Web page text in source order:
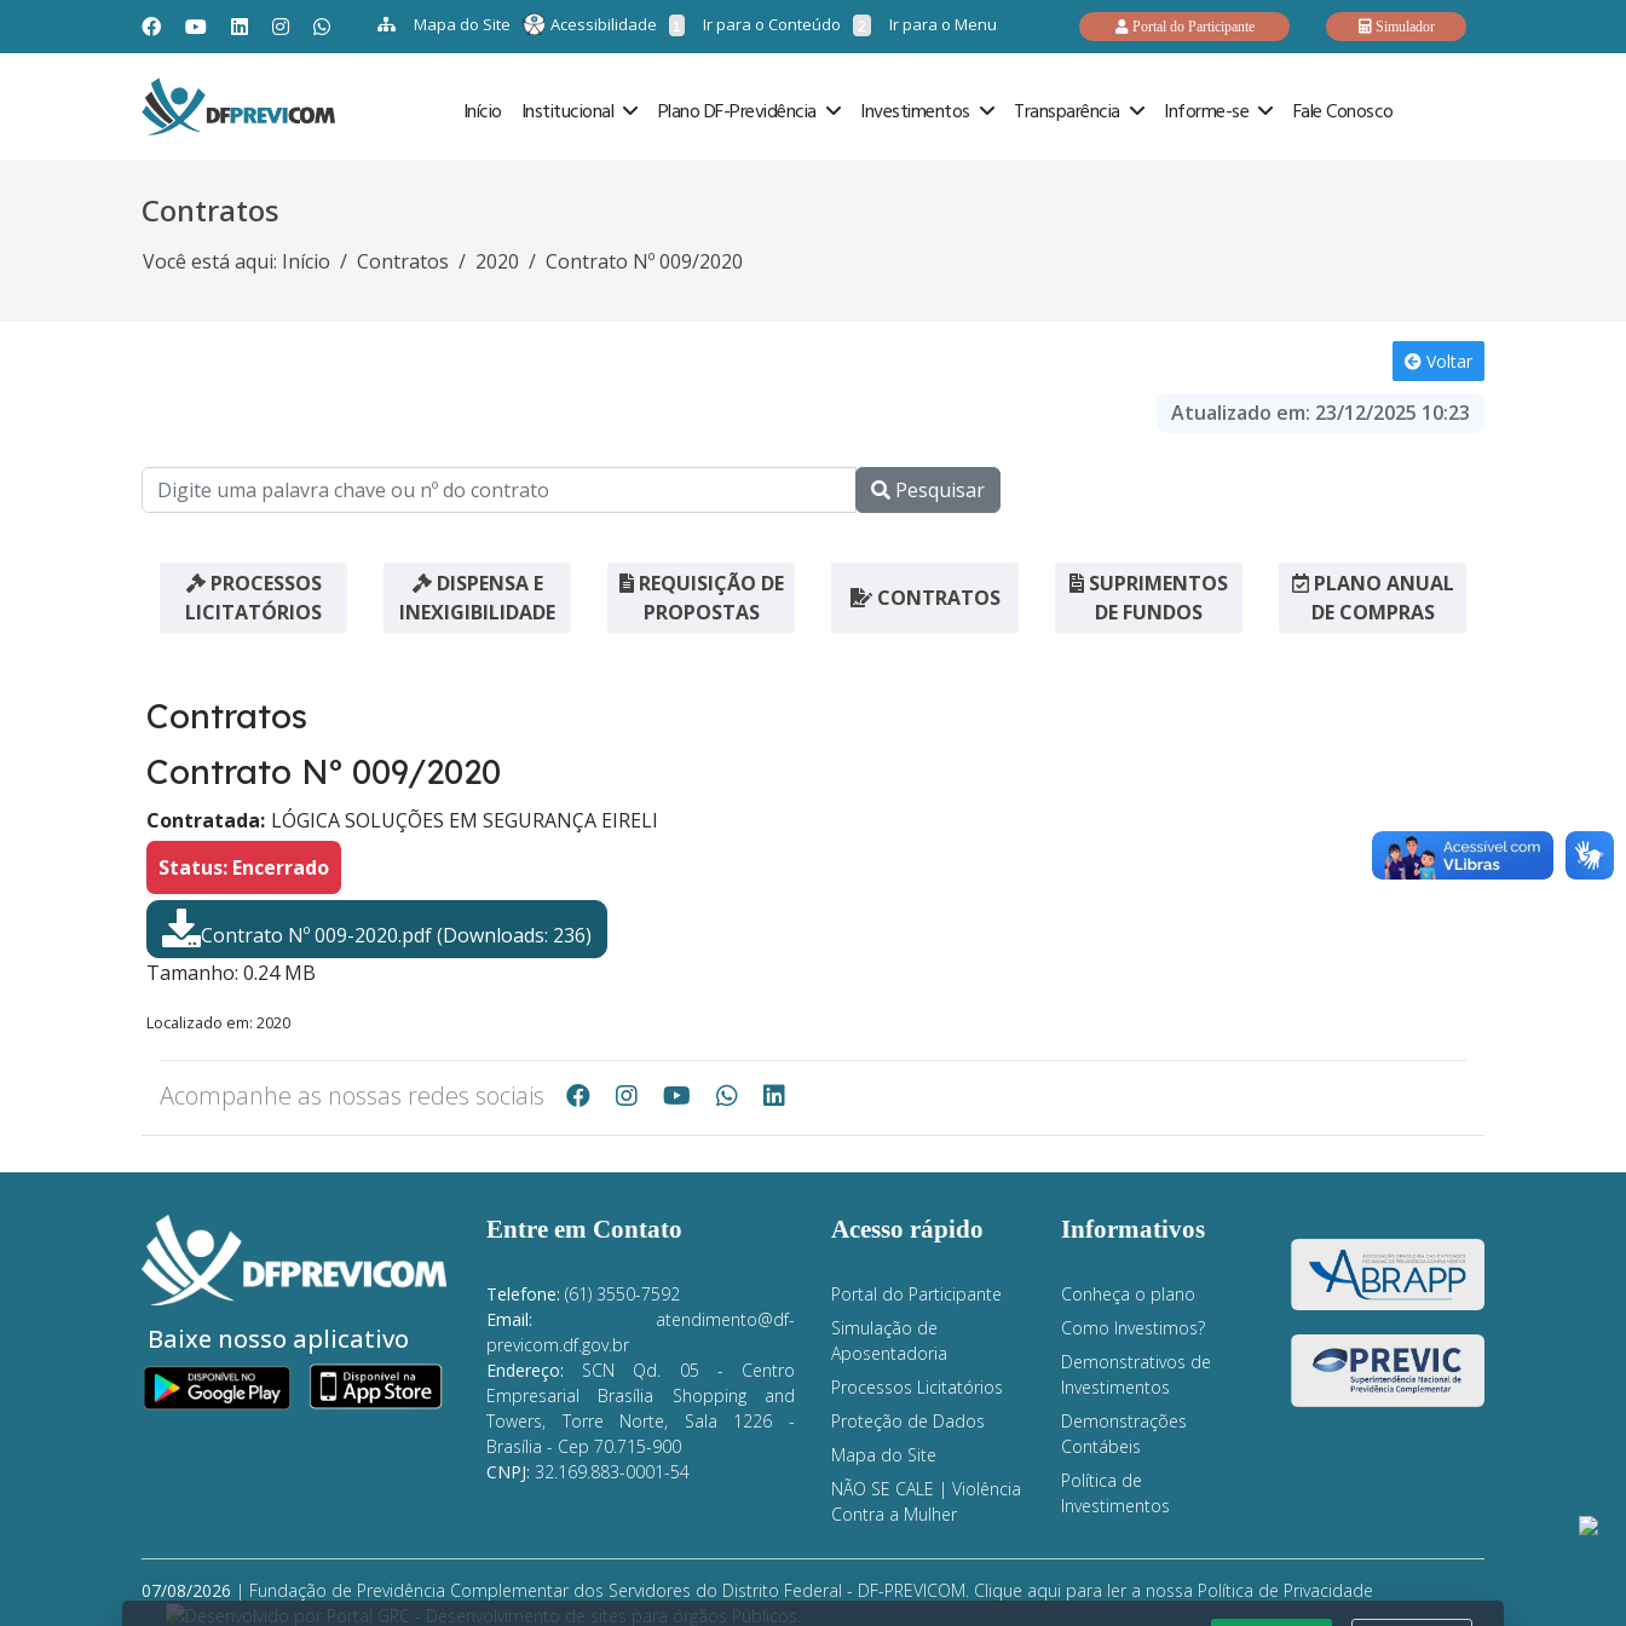
Mapa do Site Acessibilidade Ir para o Conteúdo Ir para o Menu Portal do Participante Simulador
Início Institucional Plano DF-Previdência Investimentos Transparência Informe-se Fale Conosco
Contratos
Você está aqui: Início Contratos 2020 Contrato Nº 009/2020
Voltar
Atualizado em: 23/12/2025 10:23
Pesquisar
PROCESSOS
LICITATÓRIOS
DISPENSA E
INEXIGIBILIDADE
REQUISIÇÃO DE
PROPOSTAS
CONTRATOS
SUPRIMENTOS
DE FUNDOS
PLANO ANUAL
DE COMPRAS
Contratos
Contrato Nº 009/2020
Contratada: LÓGICA SOLUÇÕES EM SEGURANÇA EIRELI
Status: Encerrado
Contrato Nº 009-2020.pdf (Downloads: 236)
Tamanho: 0.24 MB
Localizado em: 2020
Acompanhe as nossas redes sociais
Baixe nosso aplicativo
Entre em Contato
Telefone: (61) 3550-7592
Email:
atendimento@df-
previcom.df.gov.br
Endereço: SCN Qd. 05 - Centro
Empresarial Brasília Shopping and
Towers, Torre Norte, Sala 1226 -
Brasília - Cep 70.715-900
CNPJ: 32.169.883-0001-54
Acesso rápido
Portal do Participante
Simulação de
Aposentadoria
Processos Licitatórios
Proteção de Dados
Mapa do Site
NÃO SE CALE | Violência
Contra a Mulher
Informativos
Conheça o plano
Como Investimos?
Demonstrativos de
Investimentos
Demonstrações
Contábeis
Política de
Investimentos
07/08/2026 | Fundação de Previdência Complementar dos Servidores do Distrito Federal - DF-PREVICOM. Clique aqui para ler a nossa Política de Privacidade